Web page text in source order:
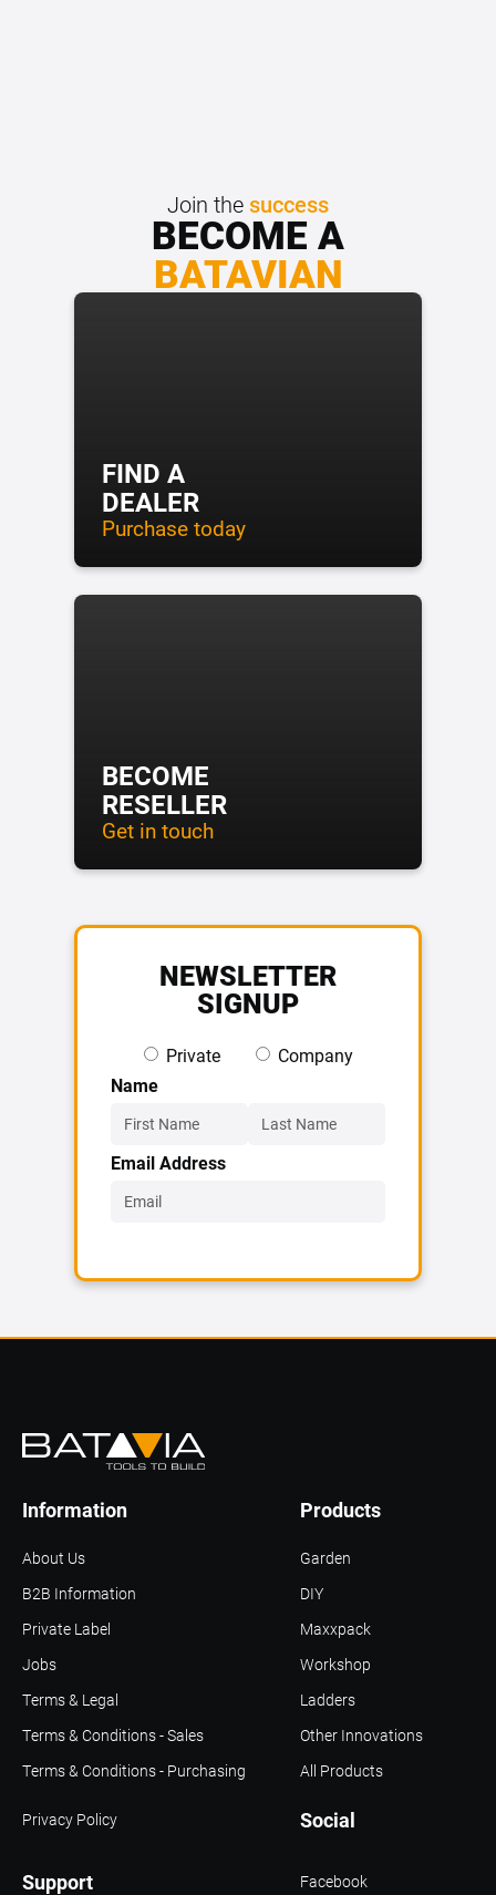
Join thesuccess
BECOME A
BATAVIAN
FIND A
DEALER
Purchase today
BECOME
RESELLER
Get in touch
NEWSLETTER
SIGNUP
Private
Company
Name
Email Address
Support
Products
Social
About Us
Information
B2B Information
Terms & Legal
Terms & Conditions - Sales
Terms & Conditions - Purchasing
Privacy Policy
Jobs
Private Label
Garden
DIY
Maxxpack
Workshop
Ladders
All Products
Other Innovations
Facebook